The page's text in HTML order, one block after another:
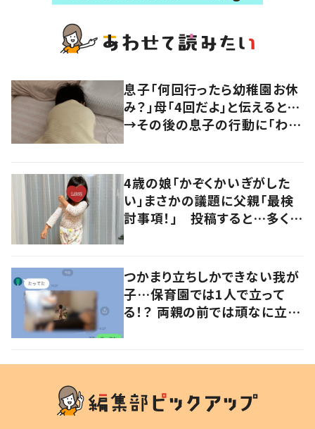
息子「何回行ったら幼稚園お休
み？」母「4回だよ」と伝えると…
→その後の息子の行動に「わか
4歳の娘「かぞくかいぎがした
い」まさかの議題に父親「最検
討事項！」 投稿すると…多くの
つかまり立ちしかできない我が
子…保育園では1人で立って
る！？ 両親の前では頑なに立た